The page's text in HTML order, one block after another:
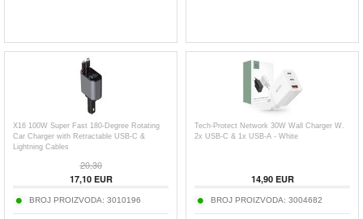
X16 100W Super Fast 180-Degree Rotating
Car Charger with Retractable USB-C &
Lightning Cables
20,30
17,10EUR
BROJ PROIZVODA: 3010196
Tech-Protect Network 30W Wall Charger W.
2x USB-C & 1x USB-A - White
14,90EUR
BROJ PROIZVODA: 3004682